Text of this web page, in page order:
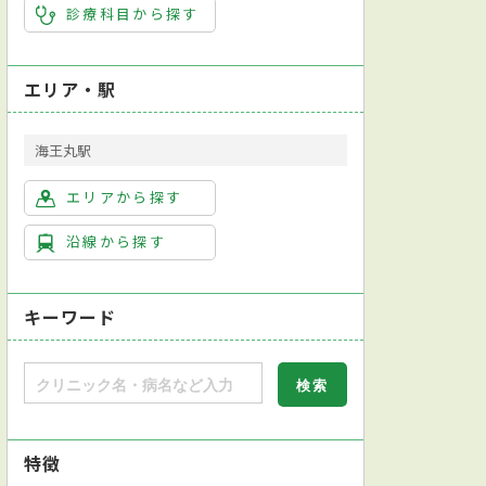
診療科目から探す
エリア・駅
海王丸駅
エリアから探す
沿線から探す
キーワード
特徴